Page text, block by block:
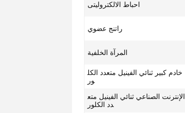
احباط الالكتروليتى
راتنج عضوي
المرآة الخلفية
خادم كبير ثنائي الفينيل متعدد الكل
ور
الإنترنت الصناعي ثنائي الفينيل متع
دد الكلور